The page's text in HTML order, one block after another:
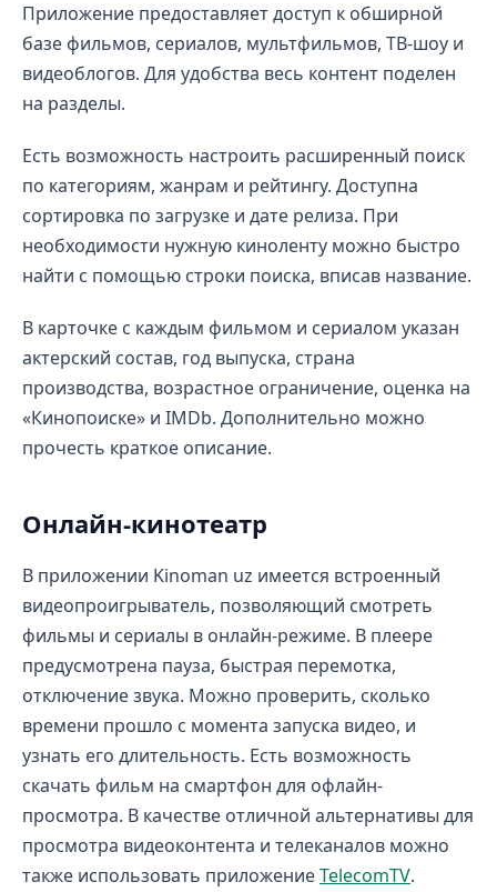
Приложение предоставляет доступ к обширной
базе фильмов, сериалов, мультфильмов, ТВ-шоу и
видеоблогов. Для удобства весь контент поделен
на разделы.
Есть возможность настроить расширенный поиск
по категориям, жанрам и рейтингу. Доступна
сортировка по загрузке и дате релиза. При
необходимости нужную киноленту можно быстро
найти с помощью строки поиска, вписав название.
В карточке с каждым фильмом и сериалом указан
актерский состав, год выпуска, страна
производства, возрастное ограничение, оценка на
«Кинопоиске» и IMDb. Дополнительно можно
прочесть краткое описание.
Онлайн-кинотеатр
В приложении Kinoman uz имеется встроенный
видеопроигрыватель, позволяющий смотреть
фильмы и сериалы в онлайн-режиме. В плеере
предусмотрена пауза, быстрая перемотка,
отключение звука. Можно проверить, сколько
времени прошло с момента запуска видео, и
узнать его длительность. Есть возможность
скачать фильм на смартфон для офлайн-
просмотра. В качестве отличной альтернативы для
просмотра видеоконтента и телеканалов можно
также использовать приложениеTelecomTV.